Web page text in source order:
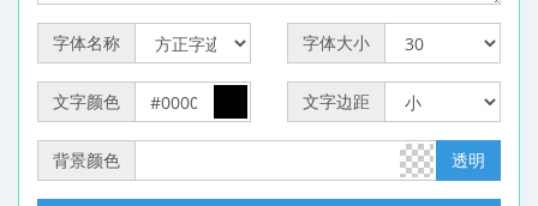
字体名称
文字颜色
字体大小
文字边距
背景颜色 透明